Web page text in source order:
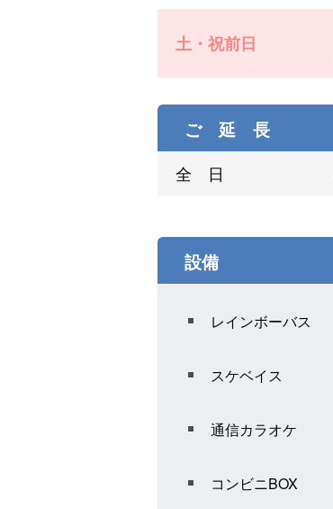
土・祝前日
ご 延 長
全 日
設備
レインボーバス
スケベイス
通信カラオケ
コンビニBOX